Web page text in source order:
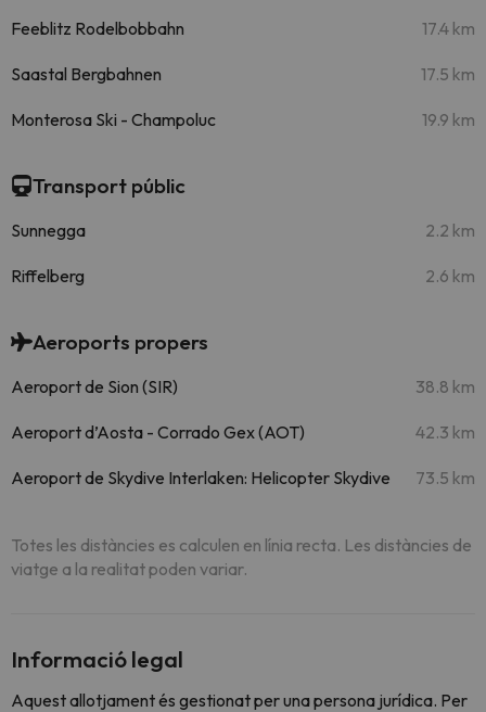
Feeblitz Rodelbobbahn 17.4 km
Saastal Bergbahnen 17.5 km
Monterosa Ski - Champoluc 19.9 km
Transport públic
Sunnegga 2.2 km
Riffelberg 2.6 km
Aeroports propers
Aeroport de Sion (SIR) 38.8 km
Aeroport d’Aosta - Corrado Gex (AOT) 42.3 km
Aeroport de Skydive Interlaken: Helicopter Skydive 73.5 km
Totes les distàncies es calculen en línia recta. Les distàncies de
viatge a la realitat poden variar.
Informació legal
Aquest allotjament és gestionat per una persona jurídica. Per